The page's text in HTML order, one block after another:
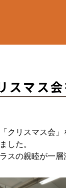
スマス
クリスマス会
した。
スの親睦が一層